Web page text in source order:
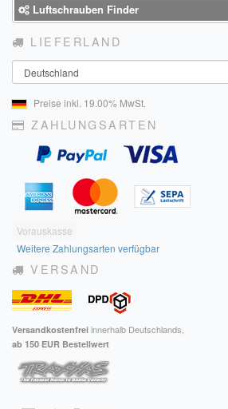
Luftschrauben Finder
LIEFERLAND
Land
Preise inkl. 19.00% MwSt.
ZAHLUNGSARTEN
Vorauskasse
Weitere Zahlungsarten verfügbar
VERSAND
Versandkostenfrei innerhalb Deutschlands,
ab 150 EUR Bestellwert